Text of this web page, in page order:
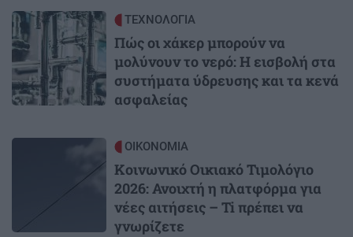
Image ΤΕΧΝΟΛΟΓΙΑ
Πώς οι χάκερ μπορούν να
μολύνουν το νερό: Η εισβολή στα
συστήματα ύδρευσης και τα κενά
ασφαλείας
ΟΙΚΟΝΟΜΙΑ
Κοινωνικό Οικιακό Τιμολόγιο
2026: Ανοιχτή η πλατφόρμα για
νέες αιτήσεις – Ti πρέπει να
γνωρίζετε